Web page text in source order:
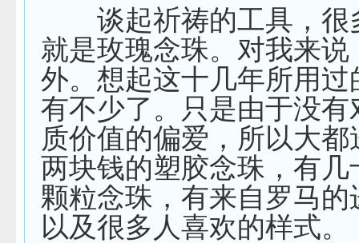
谈起祈祷的工具，很
就是玫瑰念珠。对我来说
外。想起这十几年所用过
有不少了。只是由于没有
质价值的偏爱，所以大
两块钱的塑胶念珠，有几
颗粒念珠，有来自罗马的
以及很多人喜欢的样式。